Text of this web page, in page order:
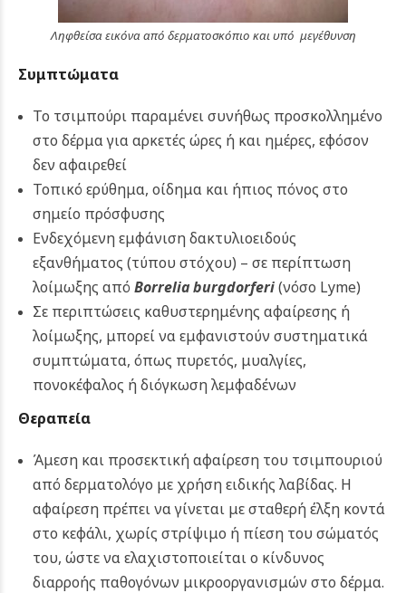
Ληφθείσα εικόνα από δερματοσκόπιο και υπό μεγέθυνση
Συμπτώματα
Το τσιμπούρι παραμένει συνήθως προσκολλημένο
στο δέρμα για αρκετές ώρες ή και ημέρες, εφόσον
δεν αφαιρεθεί
Τοπικό ερύθημα, οίδημα και ήπιος πόνος στο
σημείο πρόσφυσης
Ενδεχόμενη εμφάνιση δακτυλιοειδούς
εξανθήματος (τύπου στόχου) – σε περίπτωση
λοίμωξης από Borrelia burgdorferi(νόσο Lyme)
Σε περιπτώσεις καθυστερημένης αφαίρεσης ή
λοίμωξης, μπορεί να εμφανιστούν συστηματικά
συμπτώματα, όπως πυρετός, μυαλγίες,
πονοκέφαλος ή διόγκωση λεμφαδένων
Θεραπεία
Άμεση και προσεκτική αφαίρεση του τσιμπουριού
από δερματολόγο με χρήση ειδικής λαβίδας. Η
αφαίρεση πρέπει να γίνεται με σταθερή έλξη κοντά
στο κεφάλι, χωρίς στρίψιμο ή πίεση του σώματός
του, ώστε να ελαχιστοποιείται ο κίνδυνος
διαρροής παθογόνων μικροοργανισμών στο δέρμα.